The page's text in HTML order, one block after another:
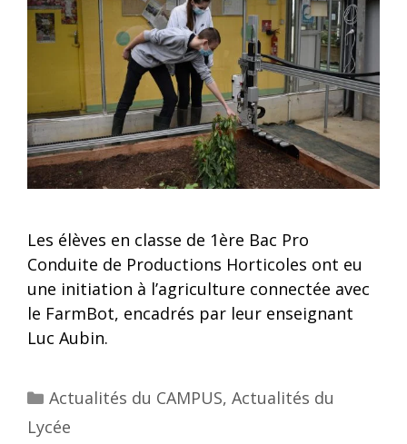
Les élèves en classe de 1ère Bac Pro
Conduite de Productions Horticoles ont eu
une initiation à l’agriculture connectée avec
le FarmBot, encadrés par leur enseignant
Luc Aubin.
Actualités du CAMPUS, Actualités du
Lycée